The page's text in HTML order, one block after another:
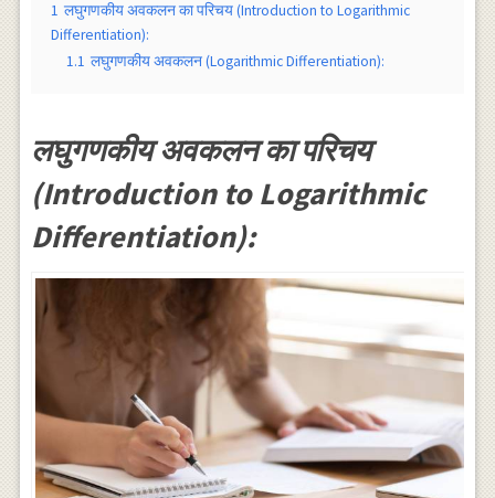
1 लघुगणकीय अवकलन का परिचय (Introduction to Logarithmic
Differentiation):
1.1 लघुगणकीय अवकलन (Logarithmic Differentiation):
लघुगणकीय अवकलन का परिचय
(Introduction to Logarithmic
Differentiation):